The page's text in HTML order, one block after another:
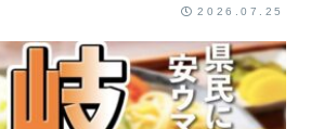
2026.07.25